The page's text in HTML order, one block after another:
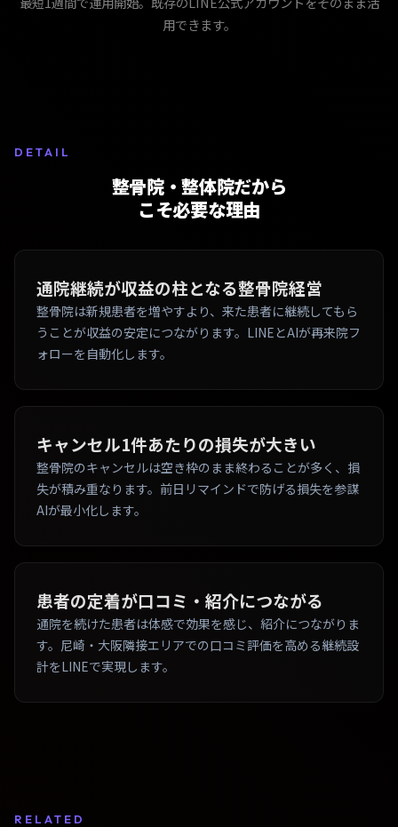
用できます。
DETAIL
整骨院・整体院だから
こそ必要な理由
通院継続が収益の柱となる整骨院経営
整骨院は新規患者を増やすより、来た患者に継続してもら
うことが収益の安定につながります。LINEとAIが再来院フ
ォローを自動化します。
キャンセル1件あたりの損失が大きい
整骨院のキャンセルは空き枠のまま終わることが多く、損
失が積み重なります。前日リマインドで防げる損失を参謀
AIが最小化します。
患者の定着が口コミ・紹介につながる
通院を続けた患者は体感で効果を感じ、紹介につながりま
す。尼崎・大阪隣接エリアでの口コミ評価を高める継続設
計をLINEで実現します。
RELATED